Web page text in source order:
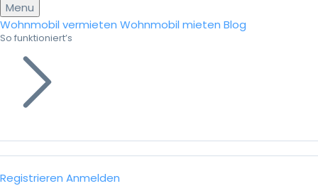
Menu
Wohnmobil vermieten Wohnmobil mieten Blog
So funktioniert’s
Registrieren Anmelden